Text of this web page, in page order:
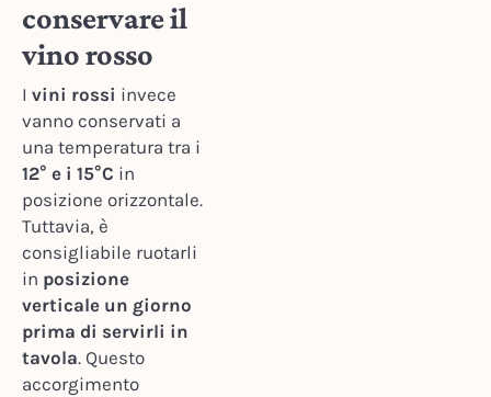
conservare il
vino rosso
I vini rossi invece
vanno conservati a
una temperatura tra i
12° e i 15°C in
posizione orizzontale.
Tuttavia, è
consigliabile ruotarli
in posizione
verticale un giorno
prima di servirli in
tavola. Questo
accorgimento